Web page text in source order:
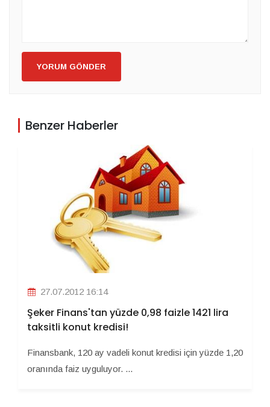
YORUM GÖNDER
Benzer Haberler
27.07.2012 16:14
Şeker Finans'tan yüzde 0,98 faizle 1421 lira
taksitli konut kredisi!
Finansbank, 120 ay vadeli konut kredisi için yüzde 1,20
oranında faiz uyguluyor. ...